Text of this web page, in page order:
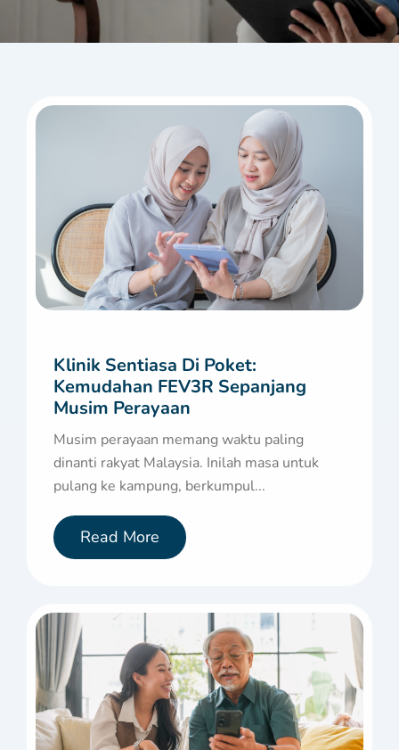
Klinik Sentiasa Di Poket:
Kemudahan FEV3R Sepanjang
Musim Perayaan
Musim perayaan memang waktu paling
dinanti rakyat Malaysia. Inilah masa untuk
pulang ke kampung, berkumpul...
Read More